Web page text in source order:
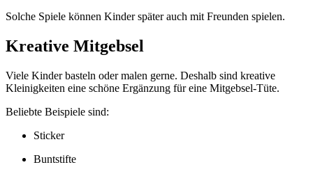
Solche Spiele können Kinder später auch mit Freunden spielen.
Kreative Mitgebsel
Viele Kinder basteln oder malen gerne. Deshalb sind kreative
Kleinigkeiten eine schöne Ergänzung für eine Mitgebsel-Tüte.
Beliebte Beispiele sind:
Sticker
Buntstifte